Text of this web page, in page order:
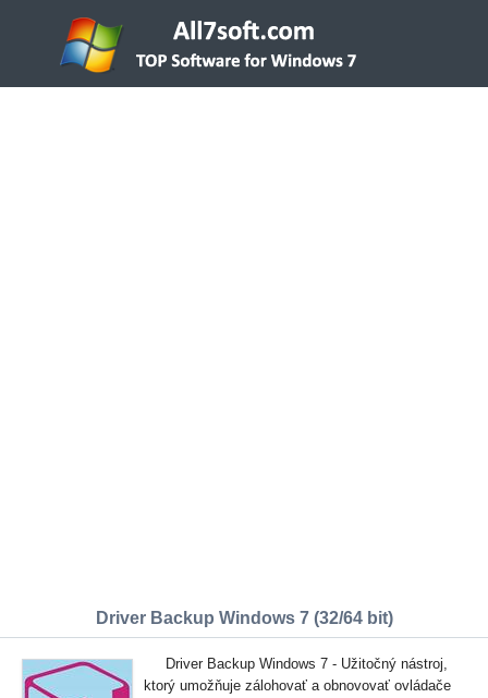
Driver Backup Windows 7 (32/64 bit)
Driver Backup Windows 7 - Užitočný nástroj,
ktorý umožňuje zálohovať a obnovovať ovládače